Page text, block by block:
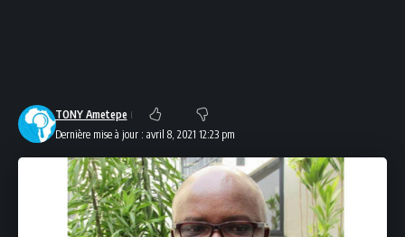
Dernière mise à jour : avril 8, 2021 12:23 pm
TONY Ametepe